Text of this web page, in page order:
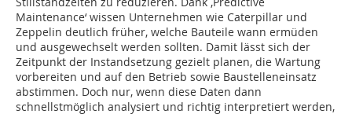
Maintenance‘ wissen Unternehmen wie Caterpillar und
Zeppelin deutlich früher, welche Bauteile wann ermüden
und ausgewechselt werden sollten. Damit lässt sich der
Zeitpunkt der Instandsetzung gezielt planen, die Wartung
vorbereiten und auf den Betrieb sowie Baustelleneinsatz
abstimmen. Doch nur, wenn diese Daten dann
schnellstmöglich analysiert und richtig interpretiert werden,